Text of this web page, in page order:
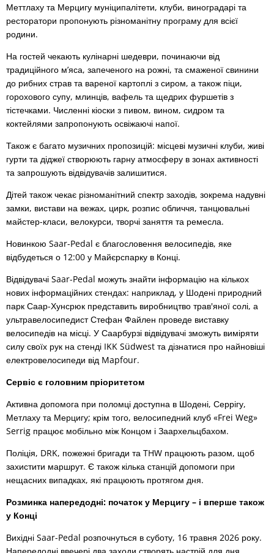
Меттлаху та Мерцигу муніципалітети, клуби, виноградарі та
ресторатори пропонують різноманітну програму для всієї
родини.
На гостей чекають кулінарні шедеври, починаючи від
традиційного м’яса, запеченого на рожні, та смаженої свинини
до рибних страв та вареної картоплі з сиром, а також піци,
горохового супу, млинців, вафель та щедрих фуршетів з
тістечками. Численні кіоски з пивом, вином, сидром та
коктейлями запропонують освіжаючі напої.
Також є багато музичних пропозицій: місцеві музичні клуби, живі
гурти та діджеї створюють гарну атмосферу в зонах активності
та запрошують відвідувачів залишитися.
Дітей також чекає різноманітний спектр заходів, зокрема надувні
замки, вистави на вежах, цирк, розпис обличчя, танцювальні
майстер-класи, велокурси, творчі заняття та ремесла.
Новинкою Saar-Pedal є благословення велосипедів, яке
відбудеться о 12:00 у Майєрспарку в Конці.
Відвідувачі Saar-Pedal можуть знайти інформацію на кількох
нових інформаційних стендах: наприклад, у Шодені природний
парк Саар-Хунсрюк представить виробництво трав'яної солі, а
ультравелосипедист Стефан Файлен проведе виставку
велосипедів на місці. У Саарбурзі відвідувачі зможуть виміряти
силу своїх рук на стенді IKK Südwest та дізнатися про найновіші
електровелосипеди від Mapfour.
Сервіс є головним пріоритетом
Активна допомога при поломці доступна в Шодені, Серрігу,
Метлаху та Мерцигу; крім того, велосипедний клуб «Frei Weg»
Serrig працює мобільно між Концом і Заархельцбахом.
Поліція, DRK, пожежні бригади та THW працюють разом, щоб
захистити маршрут. Є також кілька станцій допомоги при
нещасних випадках, які працюють протягом дня.
Розминка напередодні: початок у Мерцигу – і вперше також
у Конці
Вихідні Saar-Pedal розпочнуться в суботу, 16 травня 2026 року.
Напередодні ввечері два заходи створять настрій для дня